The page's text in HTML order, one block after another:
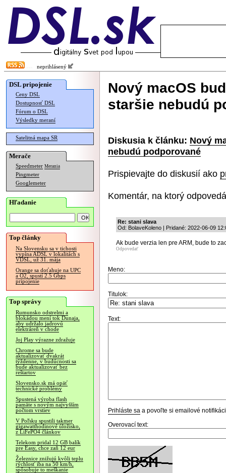
neprihlásený
DSL pripojenie
Ceny DSL
Dostupnosť DSL
Fórum o DSL
Výsledky meraní
Satelitná mapa SR
Merače
Speedmeter Merania
Pingmeter
Googlemeter
Hľadanie
Top články
Na Slovensku sa v tichosti
vypína ADSL v lokalitách s
VDSL, už 31. mája
Orange sa doťahuje na UPC
a O2, spustí 2.5 Gbps
pripojenie
Top správy
Rumunsko odstrelmi a
blokádou mení tok Dunaja,
aby udržalo jadrovú
elektráreň v chode
Joj Play výrazne zdražuje
Chrome sa bude
aktualizovať dvakrát
týždenne, v budúcnosti sa
bude aktualizovať bez
reštartov
Slovensko.sk má opäť
technické problémy
Spustená výroba flash
pamäte s novým najvyšším
počtom vrstiev
V Poľsku spustili takmer
gigawatthodinové úložisko,
z LiFePO4 článkov
Telekom pridal 12 GB balík
pre Easy, chce zaň 12 eur
Železnice znižujú kvôli teplu
rýchlosť iba na 50 km/h,
spôsobuje to meškanie
Nový macOS
staršie nebudú
Diskusia k článku: Nový
nebudú podporované
Prispievajte do diskusií ako
Komentár, na ktorý
Re: stani slava
Od: BolaveKoleno | Pridané: 2022-06-09
Ak bude verzia len pre ARM, bude to
Odpovedať
Meno:
Titulok:
Text:
Prihláste sa a povoľte si emailové
Overovací text: